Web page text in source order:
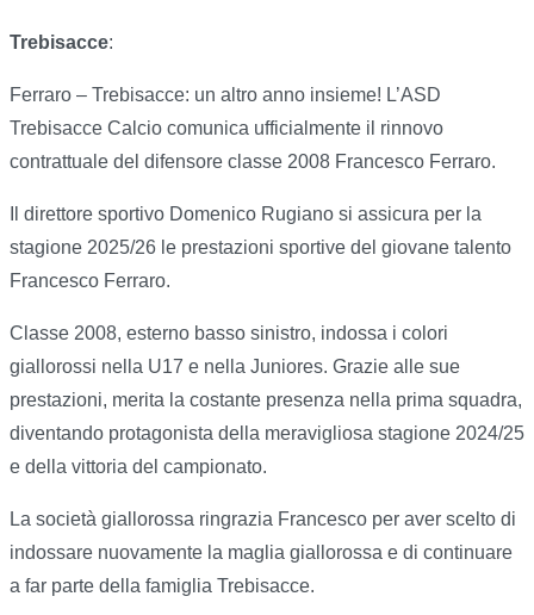
Trebisacce:
Ferraro – Trebisacce: un altro anno insieme! L’ASD
Trebisacce Calcio comunica ufficialmente il rinnovo
contrattuale del difensore classe 2008 Francesco Ferraro.
Il direttore sportivo Domenico Rugiano si assicura per la
stagione 2025/26 le prestazioni sportive del giovane talento
Francesco Ferraro.
Classe 2008, esterno basso sinistro, indossa i colori
giallorossi nella U17 e nella Juniores. Grazie alle sue
prestazioni, merita la costante presenza nella prima squadra,
diventando protagonista della meravigliosa stagione 2024/25
e della vittoria del campionato.
La società giallorossa ringrazia Francesco per aver scelto di
indossare nuovamente la maglia giallorossa e di continuare
a far parte della famiglia Trebisacce.